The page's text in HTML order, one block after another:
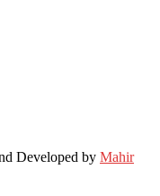
Developed by Mahir